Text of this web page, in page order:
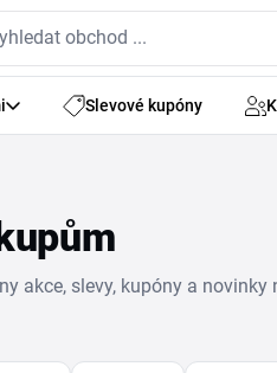
Slevové kupóny
akce, slevy, kupóny a